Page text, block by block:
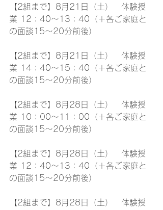
【2組まで】8月21日（土）　体験授
業 12：40～13：40（＋各ご家庭と
の面談15～20分前後）
【2組まで】8月21日（土）　体験授
業 14：40～15：40（＋各ご家庭と
の面談15～20分前後）
【2組まで】8月28日（土）　体験授
業 10：00～11：00（＋各ご家庭と
の面談15～20分前後）
【2組まで】8月28日（土）　体験授
業 12：40～13：40（＋各ご家庭と
の面談15～20分前後）
【2組まで】8月28日（土）　体験授